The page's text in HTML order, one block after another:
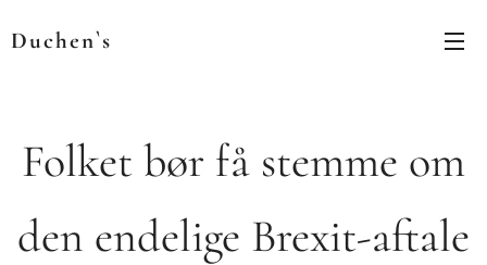
Duchen`s
Folket bør få stemme om
den endelige Brexit-aftale